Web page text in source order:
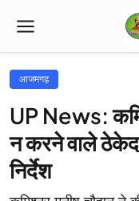
आजमगढ़
UP News:
न करने वाले
निर्देश